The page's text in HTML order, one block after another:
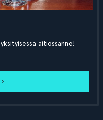
aitiossanne!